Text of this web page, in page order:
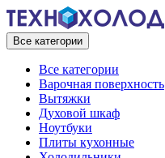
Все категории
Все категории
Варочная поверхность
Вытяжки
Духовой шкаф
Ноутбуки
Плиты кухонные